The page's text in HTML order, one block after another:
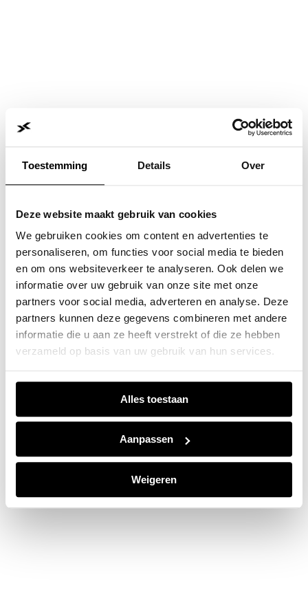
Toestemming Details Over
Deze website maakt gebruik van cookies
We gebruiken cookies om content en advertenties te
personaliseren, om functies voor social media te bieden
en om ons websiteverkeer te analyseren. Ook delen we
informatie over uw gebruik van onze site met onze
partners voor social media, adverteren en analyse. Deze
partners kunnen deze gegevens combineren met andere
informatie die u aan ze heeft verstrekt of die ze hebben
verzameld op basis van uw gebruik van hun services.
Alles toestaan
Aanpassen
Weigeren
Application error: a client-side exception has occurred while
loadingwww.jvk.nl(see the browser consolefor more
information).